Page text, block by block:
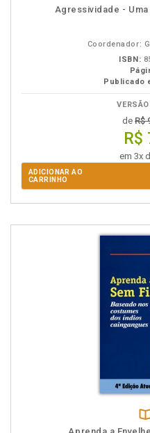
Agressividade -
Coordenador:
ISBN:
Publicado
de R$
R$
em 3x
ADICIONAR AO
CARRINHO